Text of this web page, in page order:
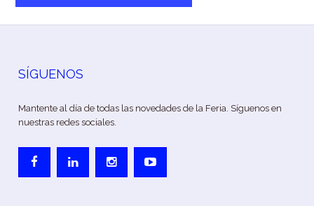
SÍGUENOS
Mantente al día de todas las novedades de la Feria. Síguenos en
nuestras redes sociales.